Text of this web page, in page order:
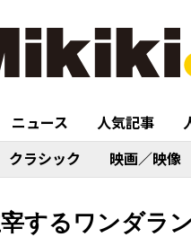
ニュース 人気記事
クラシック 映画／映像
するワンダラ